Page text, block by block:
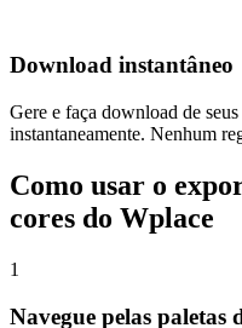
Download instantâneo
Gere e faça download de
instantaneamente. Nenhum
Como usar o
cores do Wplace
1
Navegue pelas paletas